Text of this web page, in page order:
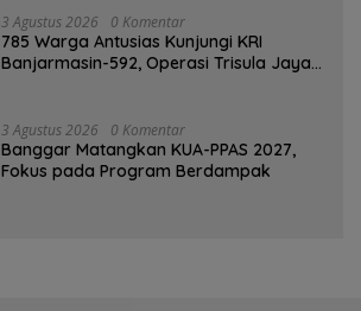
3 Agustus 2026 0 Komentar
785 Warga Antusias Kunjungi KRI
Banjarmasin-592, Operasi Trisula Jaya
3 Agustus 2026 0 Komentar
‎Banggar Matangkan KUA-PPAS 2027,
Fokus pada Program Berdampak